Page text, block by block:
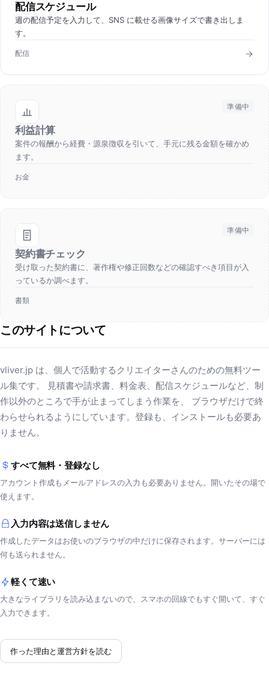
配信スケジュール
週の配信予定を入力して、SNS に載せる画像サイズで書き出しま
す。
配信
準備中
利益計算
案件の報酬から経費・源泉徴収を引いて、手元に残る金額を確かめ
ます。
お金
準備中
契約書チェック
受け取った契約書に、著作権や修正回数などの確認すべき項目が入
っているか調べます。
書類
このサイトについて
vliver.jp は、個人で活動するクリエイターさんのための無料ツー
ル集です。 見積書や請求書、料金表、配信スケジュールなど、制
作以外のところで手が止まってしまう作業を、 ブラウザだけで終
わらせられるようにしています。登録も、インストールも必要あ
りません。
すべて無料・登録なし
アカウント作成もメールアドレスの入力も必要ありません。開いたその場で
使えます。
入力内容は送信しません
作成したデータはお使いのブラウザの中だけに保存されます。サーバーには
何も送られません。
軽くて速い
大きなライブラリを読み込まないので、スマホの回線でもすぐ開いて、すぐ
入力できます。
作った理由と運営方針を読む